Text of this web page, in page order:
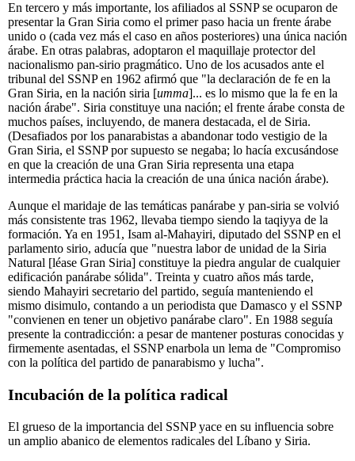
En tercero y más importante, los afiliados al SSNP se ocuparon de
presentar la Gran Siria como el primer paso hacia un frente árabe
unido o (cada vez más el caso en años posteriores) una única nación
árabe. En otras palabras, adoptaron el maquillaje protector del
nacionalismo pan-sirio pragmático. Uno de los acusados ante el
tribunal del SSNP en 1962 afirmó que "la declaración de fe en la
Gran Siria, en la nación siria [umma]... es lo mismo que la fe en la
nación árabe". Siria constituye una nación; el frente árabe consta de
muchos países, incluyendo, de manera destacada, el de Siria.
(Desafiados por los panarabistas a abandonar todo vestigio de la
Gran Siria, el SSNP por supuesto se negaba; lo hacía excusándose
en que la creación de una Gran Siria representa una etapa
intermedia práctica hacia la creación de una única nación árabe).
Aunque el maridaje de las temáticas panárabe y pan-siria se volvió
más consistente tras 1962, llevaba tiempo siendo la taqiyya de la
formación. Ya en 1951, Isam al-Mahayiri, diputado del SSNP en el
parlamento sirio, aducía que "nuestra labor de unidad de la Siria
Natural [léase Gran Siria] constituye la piedra angular de cualquier
edificación panárabe sólida". Treinta y cuatro años más tarde,
siendo Mahayiri secretario del partido, seguía manteniendo el
mismo disimulo, contando a un periodista que Damasco y el SSNP
"convienen en tener un objetivo panárabe claro". En 1988 seguía
presente la contradicción: a pesar de mantener posturas conocidas y
firmemente asentadas, el SSNP enarbola un lema de "Compromiso
con la política del partido de panarabismo y lucha".
Incubación de la política radical
El grueso de la importancia del SSNP yace en su influencia sobre
un amplio abanico de elementos radicales del Líbano y Siria.